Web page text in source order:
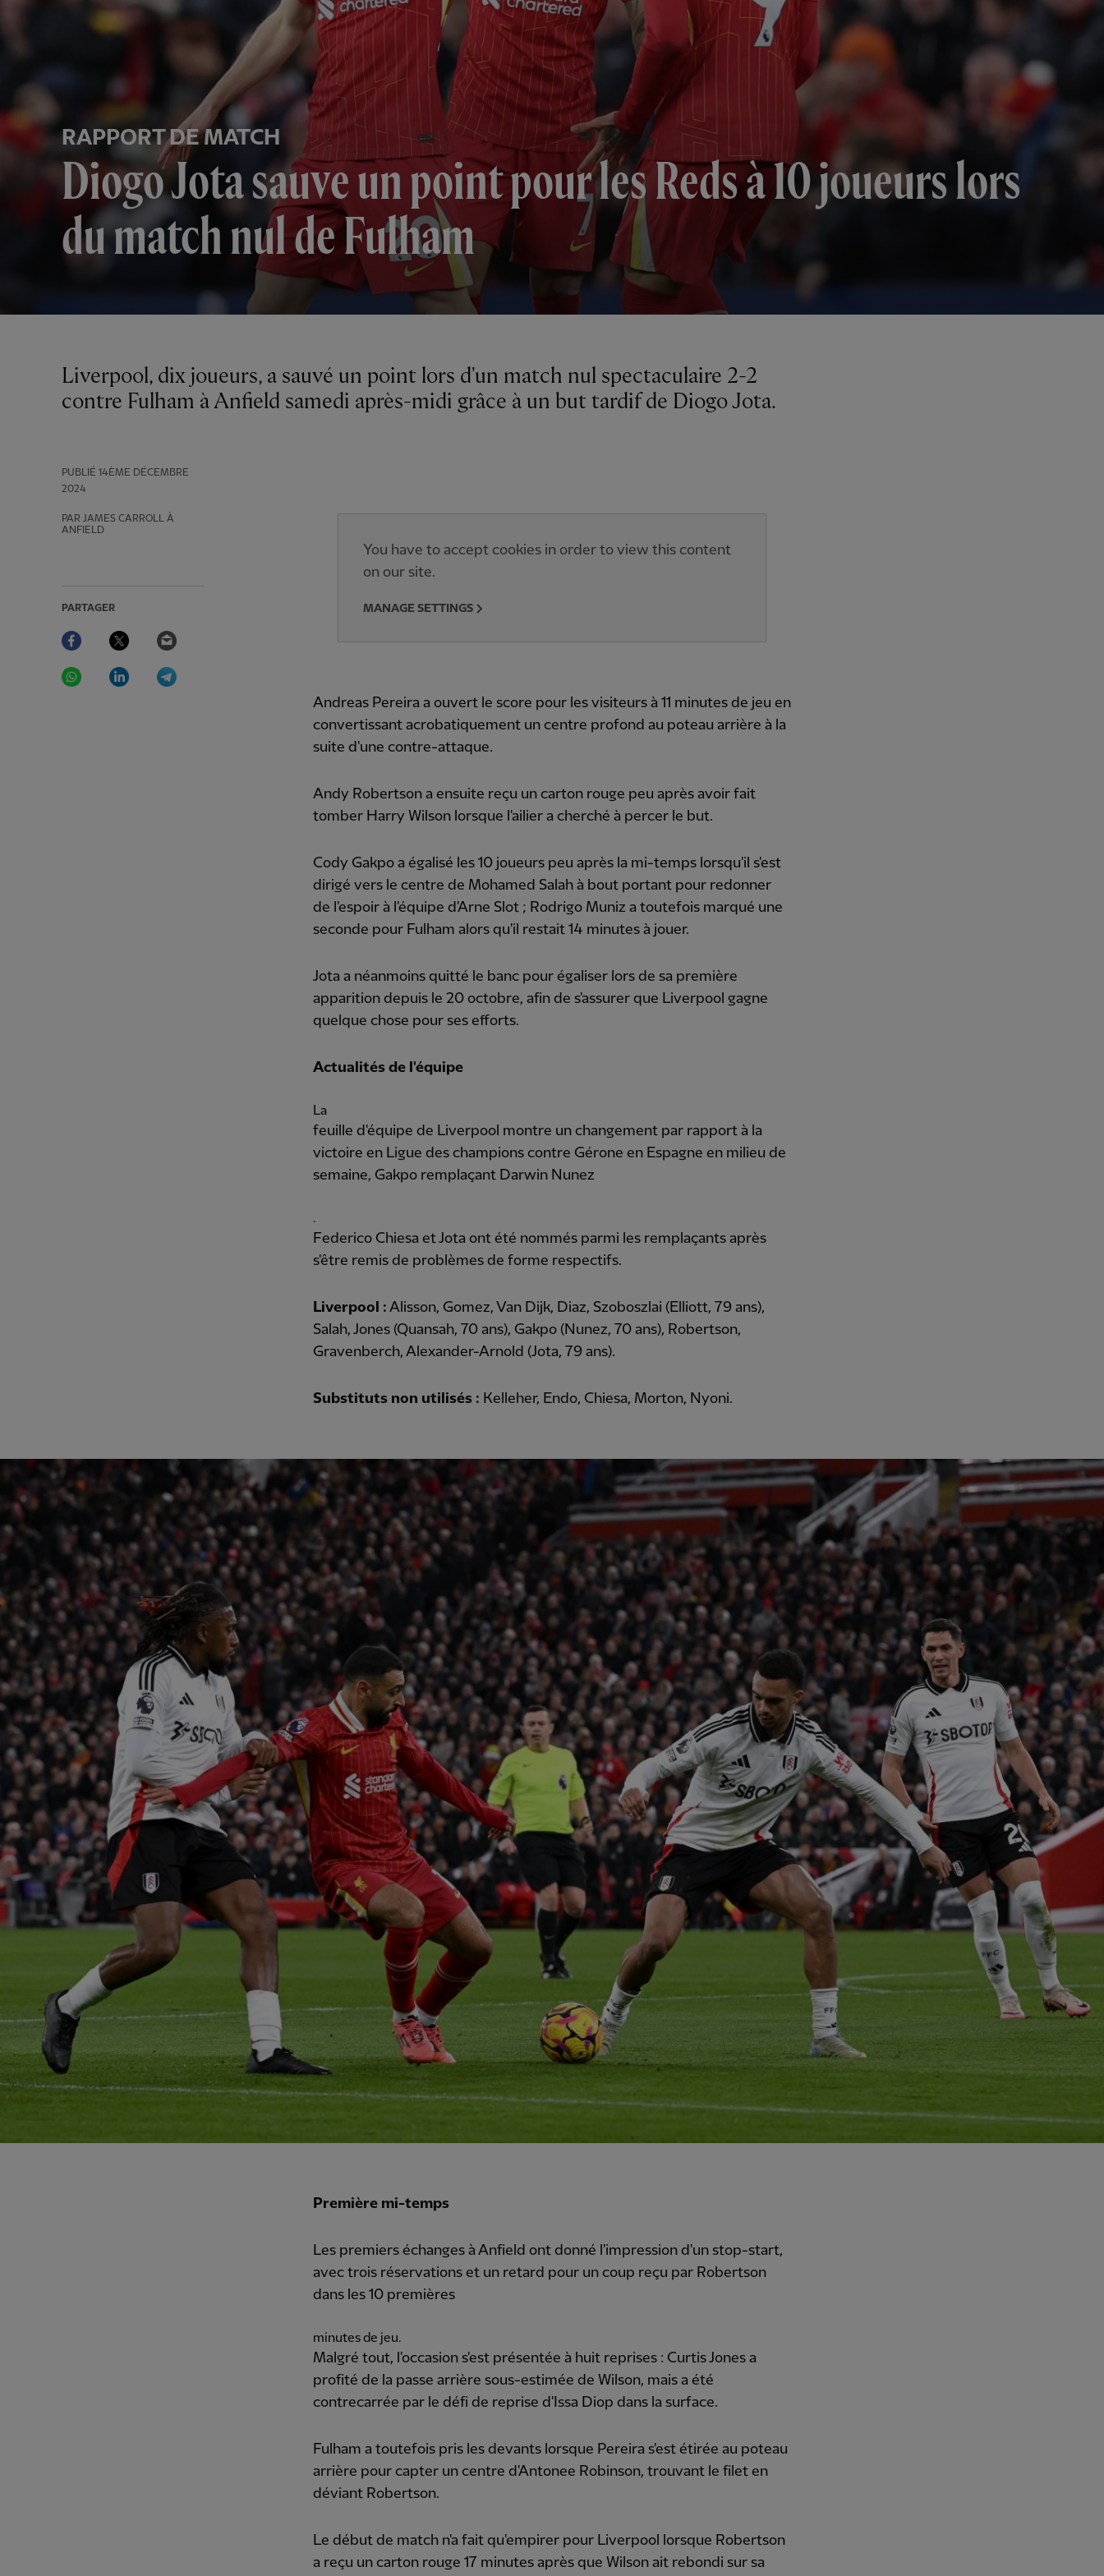
RAPPORT DE MATCH
Diogo Jota sauve un point pour les Reds à 10 joueurs lors
du match nul de Fulham
PUBLIÉ 14ÈME DÉCEMBRE
2024
PAR JAMES CARROLL À
ANFIELD
PARTAGER
Facebook Twitter
WhatsAppLinkedIn
Liverpool, dix joueurs, a sauvé un point lors d'un match nul spectaculaire 2-2
contre Fulham à Anfield samedi après-midi grâce à un but tardif de Diogo Jota.
You have to accept cookies in order to view this content
on our site.
MANAGE SETTINGS
Andreas Pereira a ouvert le score pour les visiteurs à 11 minutes de jeu en
convertissant acrobatiquement un centre profond au poteau arrière à la
suite d'une contre-attaque.
Andy Robertson a ensuite reçu un carton rouge peu après avoir fait
tomber Harry Wilson lorsque l'ailier a cherché à percer le but.
Cody Gakpo a égalisé les 10 joueurs peu après la mi-temps lorsqu'il s'est
dirigé vers le centre de Mohamed Salah à bout portant pour redonner
de l'espoir à l'équipe d'Arne Slot ; Rodrigo Muniz a toutefois marqué une
seconde pour Fulham alors qu'il restait 14 minutes à jouer.
Jota a néanmoins quitté le banc pour égaliser lors de sa première
apparition depuis le 20 octobre, afin de s'assurer que Liverpool gagne
quelque chose pour ses efforts.
Actualités de l'équipe
La
feuille d'équipe de Liverpool montre un changement par rapport à la
victoire en Ligue des champions contre Gérone en Espagne en milieu de
semaine, Gakpo remplaçant Darwin Nunez
.
Federico Chiesa et Jota ont été nommés parmi les remplaçants après
s'être remis de problèmes de forme respectifs.
Liverpool : Alisson, Gomez, Van Dijk, Diaz, Szoboszlai (Elliott, 79 ans),
Salah, Jones (Quansah, 70 ans), Gakpo (Nunez, 70 ans), Robertson,
Gravenberch, Alexander-Arnold (Jota, 79 ans).
Substituts non utilisés : Kelleher, Endo, Chiesa, Morton, Nyoni.
Première mi-temps
Les premiers échanges à Anfield ont donné l'impression d'un stop-start,
avec trois réservations et un retard pour un coup reçu par Robertson
dans les 10 premières
minutes de jeu.
Malgré tout, l'occasion s'est présentée à huit reprises : Curtis Jones a
profité de la passe arrière sous-estimée de Wilson, mais a été
contrecarrée par le défi de reprise d'Issa Diop dans la surface.
Fulham a toutefois pris les devants lorsque Pereira s'est étirée au poteau
arrière pour capter un centre d'Antonee Robinson, trouvant le filet en
déviant Robertson.
Le début de match n'a fait qu'empirer pour Liverpool lorsque Robertson
a reçu un carton rouge 17 minutes après que Wilson ait rebondi sur sa